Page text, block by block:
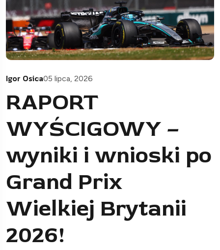
Igor Osica05 lipca, 2026
RAPORT
WYŚCIGOWY –
wyniki i wnioski po
Grand Prix
Wielkiej Brytanii
2026!